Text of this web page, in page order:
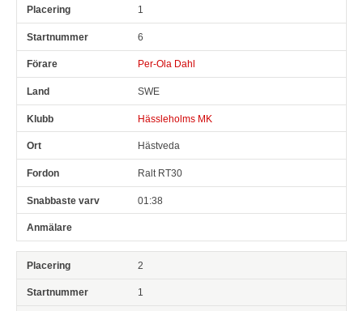
Pl Snr 1
6
Per-Ola Dahl
SWE
Hässleholms MK
Hästveda
Ralt RT30
01:38
2
1